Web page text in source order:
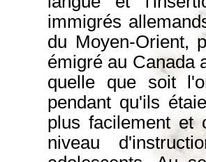
immigrés
du Moyen-Orient,
émigré au Canada
quelle que soit
pendant qu'ils
plus facilement et
niveau